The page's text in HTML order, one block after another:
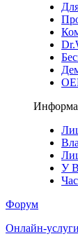
У
Форум
Онлайн-услуги